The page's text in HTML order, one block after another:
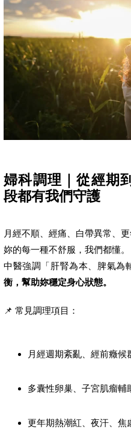
婦科調理｜從經期
段都有我們守護
月經不順、經痛、白帶異常、
妳的每一種不舒服，我們都懂。
中醫強調「肝腎為本、脾氣為
衡，幫助妳穩定身心狀態。
📌 常見調理項目：
月經週期紊亂、經前癥候
多囊性卵巢、子宮肌瘤輔
更年期熱潮紅、夜汗、焦